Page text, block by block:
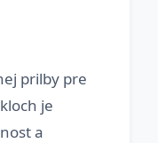
prilby pre
je
a